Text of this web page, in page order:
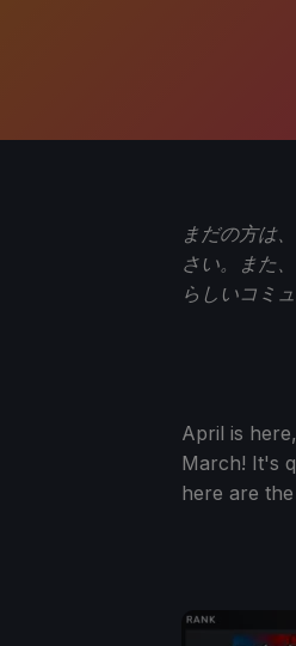
まだの方は、
さい。また、
らしいコミ
April is
March! It's
here are